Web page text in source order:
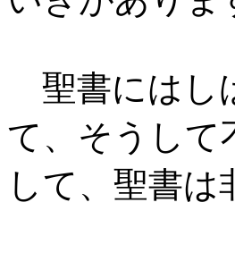
聖書にはし
て、そうして
して、聖書